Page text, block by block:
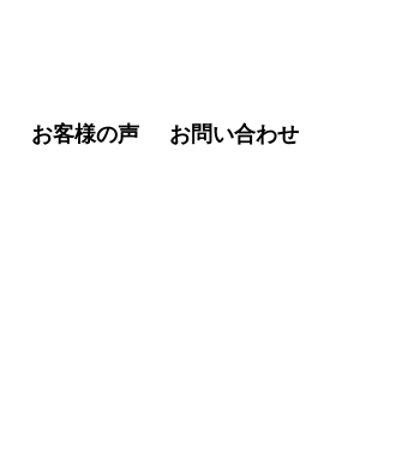
お客様の声 お問い合わせ